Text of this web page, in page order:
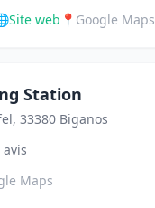
Site web 📍 Google Maps
Station
33380 Biganos
avis
Maps